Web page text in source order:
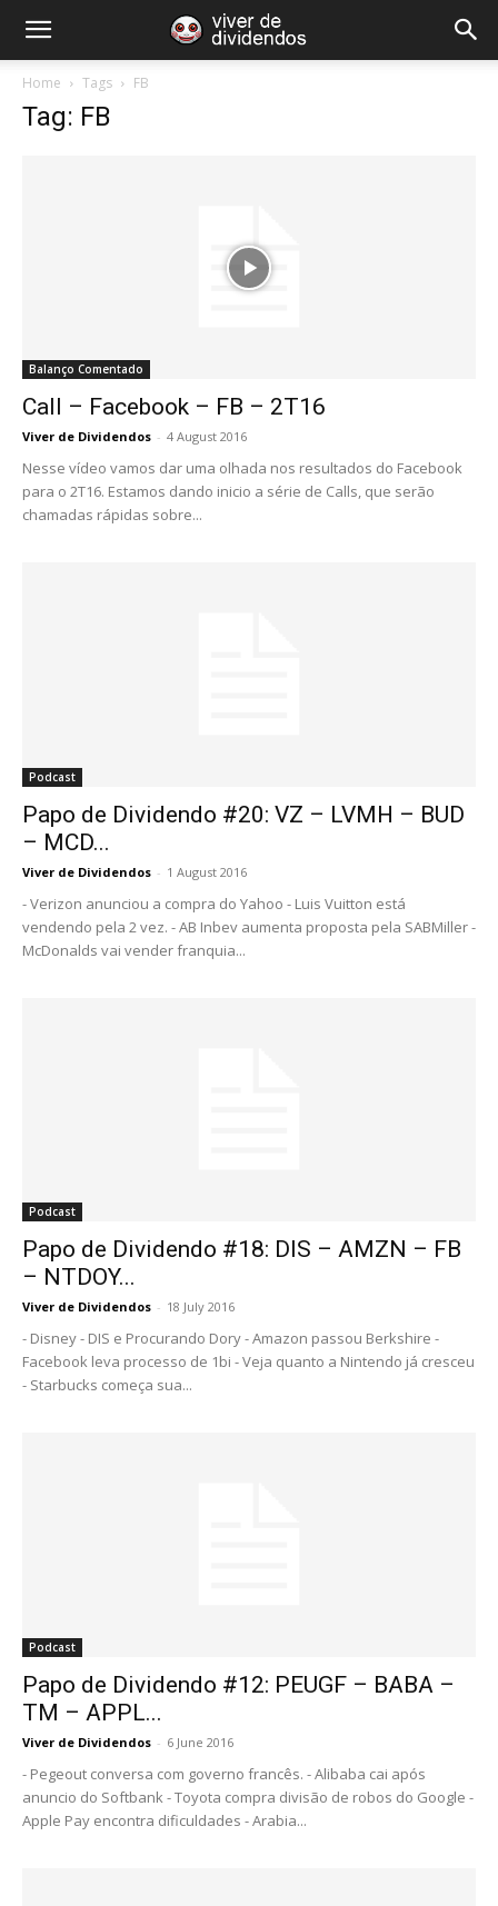
Home Tags FB
Tag: FB
Balanço Comentado
Call – Facebook – FB – 2T16
Viver de Dividendos - 4 August 2016
Nesse vídeo vamos dar uma olhada nos resultados do Facebook
para o 2T16. Estamos dando inicio a série de Calls, que serão
chamadas rápidas sobre...
Podcast
Papo de Dividendo #20: VZ – LVMH – BUD
– MCD...
Viver de Dividendos - 1 August 2016
- Verizon anunciou a compra do Yahoo - Luis Vuitton está
vendendo pela 2 vez. - AB Inbev aumenta proposta pela SABMiller -
McDonalds vai vender franquia...
Podcast
Papo de Dividendo #18: DIS – AMZN – FB
– NTDOY...
Viver de Dividendos - 18 July 2016
- Disney - DIS e Procurando Dory - Amazon passou Berkshire -
Facebook leva processo de 1bi - Veja quanto a Nintendo já cresceu
- Starbucks começa sua...
Podcast
Papo de Dividendo #12: PEUGF – BABA –
TM – APPL...
Viver de Dividendos - 6 June 2016
- Pegeout conversa com governo francês. - Alibaba cai após
anuncio do Softbank - Toyota compra divisão de robos do Google -
Apple Pay encontra dificuldades - Arabia...